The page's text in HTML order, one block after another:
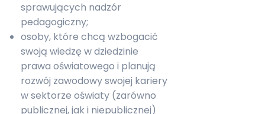
sprawujących nadzór
pedagogiczny;
osoby, które chcą wzbogacić
swoją wiedzę w dziedzinie
prawa oświatowego i planują
rozwój zawodowy swojej kariery
w sektorze oświaty (zarówno
publicznej, jak i niepublicznej)